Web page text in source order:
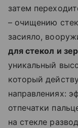
затем
– очищению
засияло,
для стекол и
уникальный
который
направлениях:
отпечатки
на стекле